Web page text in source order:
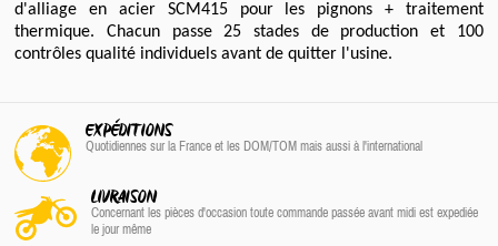
d'alliage en acier SCM415 pour les pignons + traitement
thermique. Chacun passe 25 stades de production et 100
contrôles qualité individuels avant de quitter l'usine.
EXPÉDITIONS
Quotidiennes sur la Franceet les DOM/TOM mais aussi à l'international
LIVRAISON
Concernant les pièces d'occasion toute commande passée avant midi est expediée
le jour même